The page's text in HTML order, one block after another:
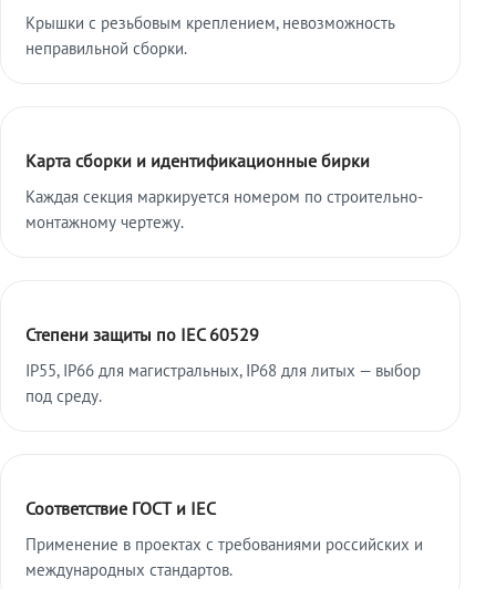
Крышки с резьбовым креплением, невозможность
неправильной сборки.
Карта сборки и идентификационные бирки
Каждая секция маркируется номером по строительно-
монтажному чертежу.
Степени защиты по IEC 60529
IP55, IP66 для магистральных, IP68 для литых — выбор
под среду.
Соответствие ГОСТ и IEC
Применение в проектах с требованиями российских и
международных стандартов.